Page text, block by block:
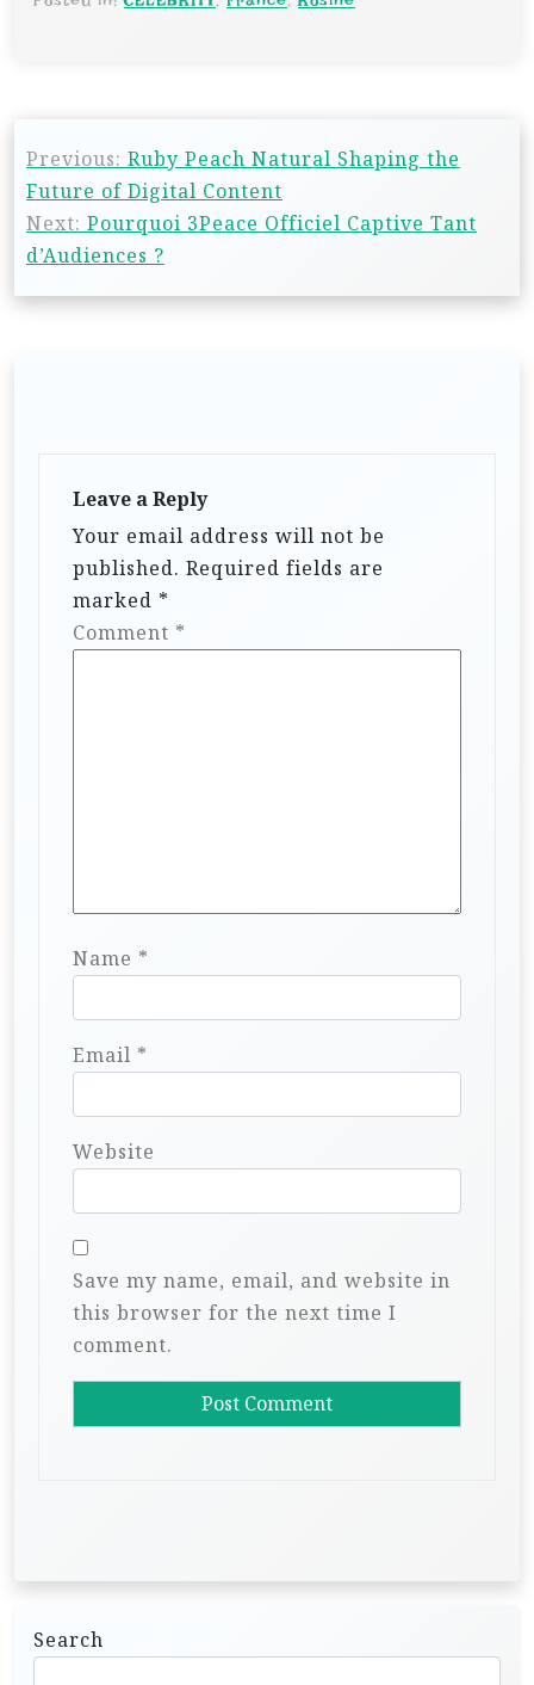
Previous: Ruby Peach Natural Shaping the
Future of Digital Content
Next: Pourquoi 3Peace Officiel Captive Tant
d’Audiences ?
Leave a Reply
Your email address will not be
published. Required fields are
marked *
Comment *
Name *
Email *
Website
Save my name, email, and website in
this browser for the next time I
comment.
Search